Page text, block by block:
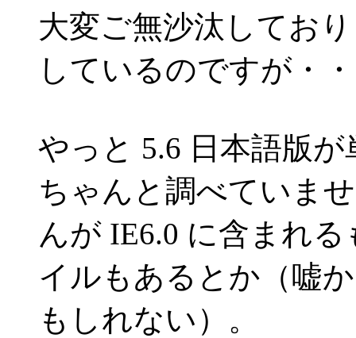
大変ご無沙汰してお
しているのですが・
やっと 5.6 日本語版
ちゃんと調べていませ
んが IE6.0 に含まれ
イルもあるとか（嘘か
もしれない）。